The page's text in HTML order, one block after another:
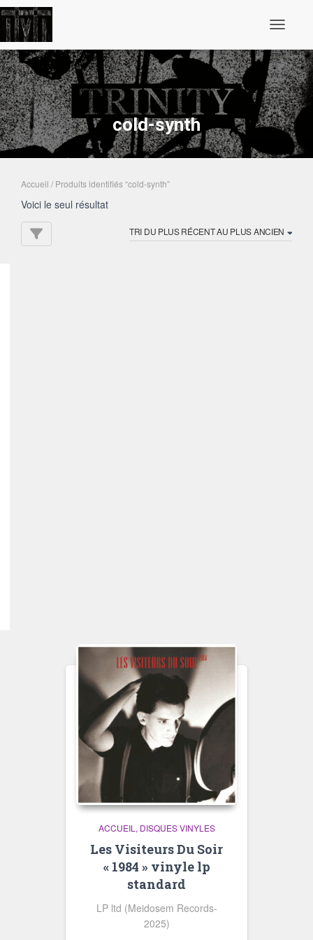
cold-synth
Accueil / Produits identifiés “cold-synth”
Voici le seul résultat
ACCUEIL DISQUES VINYLES
Les Visiteurs Du Soir
« 1984 » vinyle lp
standard
LP ltd (Meidosem Records-
2025)